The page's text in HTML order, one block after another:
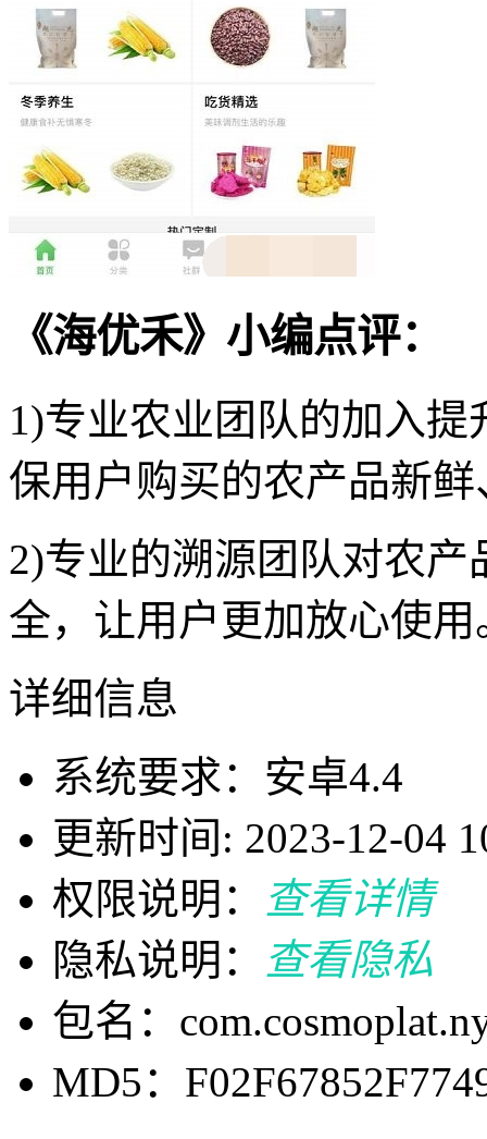
《海优禾》小编点评：
1)专业农业团队的加入
保用户购买的农产品新
2)专业的溯源团队对农
全，让用户更加放心使用
详细信息
系统要求：安卓4.4
更新时间: 2023-12-04
权限说明：
查看详情
隐私说明：
查看隐私
包名：
MD5：